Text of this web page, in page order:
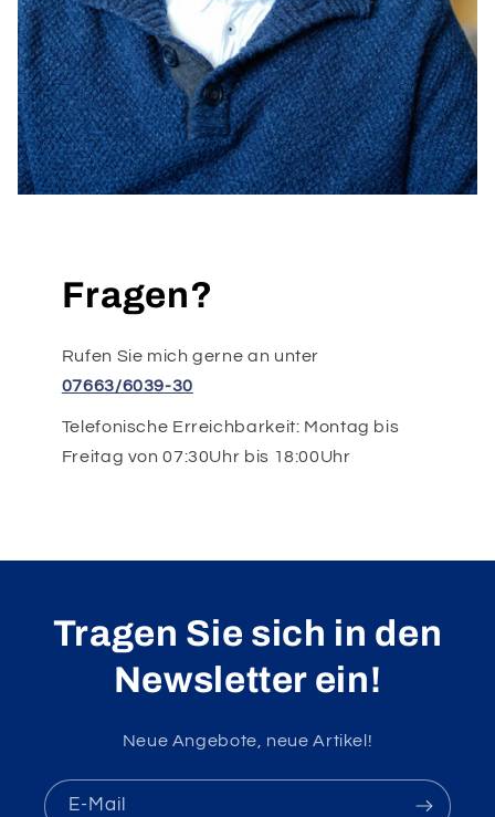
Fragen?
Rufen Sie mich gerne an unter
07663/6039-30
Telefonische Erreichbarkeit: Montag bis
Freitag von 07:30Uhr bis 18:00Uhr
Tragen Sie sich in den
Newsletter ein!
Neue Angebote, neue Artikel!
E-Mail